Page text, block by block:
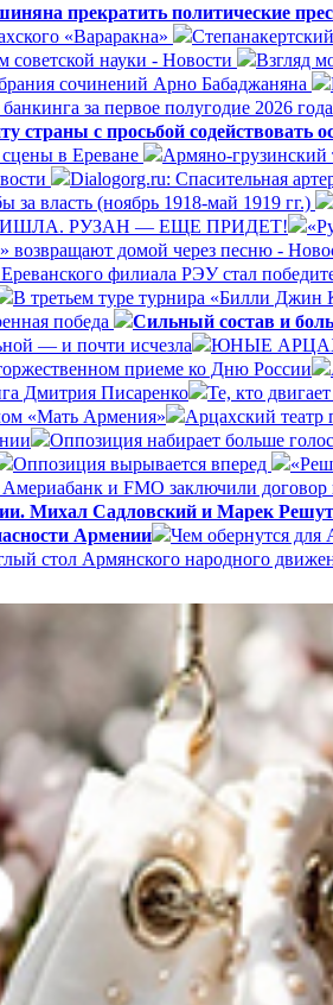
прекратить политические
«Вараракна»
науки - Новости
Взгляд
сочинений Арно Бабаджаняна
за первое полугодие 2026 года
страны с просьбой
в Ереване
Армяно-грузинский
Dialogorg.ru: Спасительная
власть (ноябрь 1918-май 1919 гг.)
РУЗАН — ЕЩЕ ПРИДЕТ!
возвращают домой через песню -
филиала РЭУ стал
В третьем туре турнира «Билли Джин
победа
Сильный состав и
— и почти исчезла
ЮНЫЕ
приеме ко Дню России
Дмитрия Писаренко
Те, кто
«Мать Армения»
Арцахский театр
Оппозиция набирает больше
Оппозиция вырывается вперед
Америабанк и FMO заключили
Михал Садловский и Марек
Армении
Чем обернутся
стол Армянского народного